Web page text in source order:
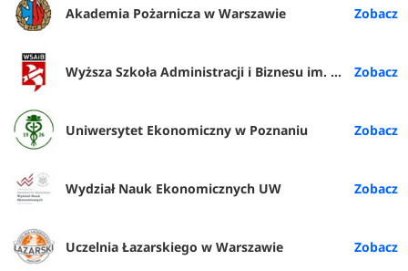
Akademia Pożarnicza w Warszawie
Wyższa Szkoła Administracji i Biznesu im. E. Kwiatkowskiego w Gdyni
Uniwersytet Ekonomiczny w Poznaniu
Wydział Nauk Ekonomicznych UW
Uczelnia Łazarskiego w Warszawie